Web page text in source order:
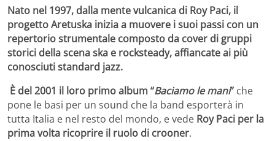
Nato nel 1997, dalla mente vulcanica di Roy Paci, il
progettoAretuska inizia a muovere i suoi passi con un
repertorio strumentale composto da cover di gruppi
storici della scena ska e rocksteady, affiancate ai più
conosciuti standard jazz.
È del 2001 il loro primo album “Baciamo le mani” che
pone le basi per un sound che la band esporterà in
tutta Italia e nel resto del mondo, e vede Roy Paci per la
prima volta ricoprire il ruolo di crooner.